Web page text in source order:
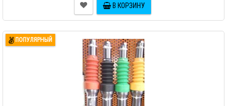
В КОРЗИНУ
ПОПУЛЯРНЫЙ